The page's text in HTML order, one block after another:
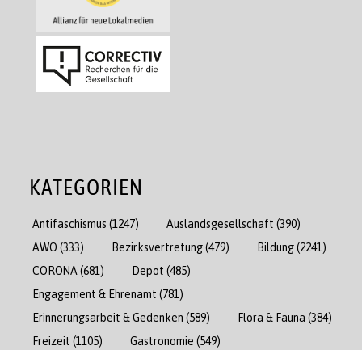
KATEGORIEN
Antifaschismus (1247) Auslandsgesellschaft (390)
AWO (333) Bezirksvertretung(479) Bildung(2241)
CORONA (681) Depot (485)
Engagement & Ehrenamt (781)
Erinnerungsarbeit & Gedenken (589) Flora & Fauna (384)
Freizeit (1105) Gastronomie (549)